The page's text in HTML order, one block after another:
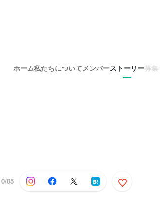
ホーム私たちについて メンバーストーリー募集
05